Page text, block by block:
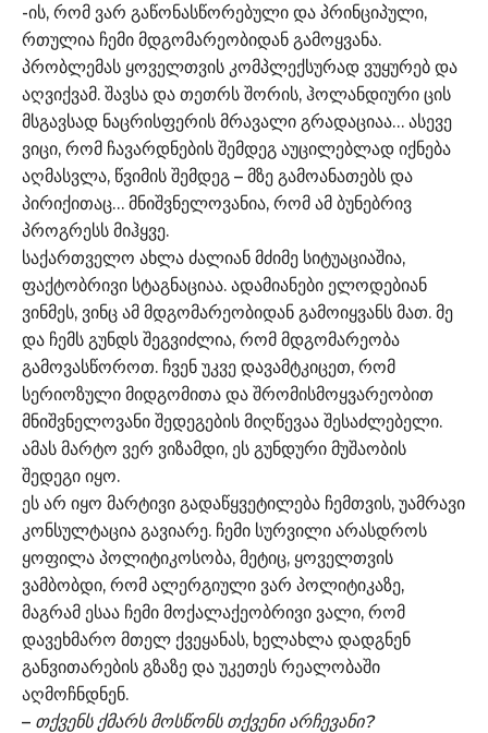
-ის, რომ ვარ გაწონასწორებული და პრინციპული,
რთულია ჩემი მდგომარეობიდან გამოყვანა.
პრობლემას ყოველთვის კომპლექსურად ვუყურებ და
აღვიქვამ. შავსა და თეთრს შორის, ჰოლანდიური ცის
მსგავსად ნაცრისფერის მრავალი გრადაციაა… ასევე
ვიცი, რომ ჩავარდნების შემდეგ აუცილებლად იქნება
აღმასვლა, წვიმის შემდეგ – მზე გამოანათებს და
პირიქითაც… მნიშვნელოვანია, რომ ამ ბუნებრივ
პროგრესს მიჰყვე.
საქართველო ახლა ძალიან მძიმე სიტუაციაშია,
ფაქტობრივი სტაგნაციაა. ადამიანები ელოდებიან
ვინმეს, ვინც ამ მდგომარეობიდან გამოიყვანს მათ. მე
და ჩემს გუნდს შეგვიძლია, რომ მდგომარეობა
გამოვასწოროთ. ჩვენ უკვე დავამტკიცეთ, რომ
სერიოზული მიდგომითა და შრომისმოყვარეობით
მნიშვნელოვანი შედეგების მიღწევაა შესაძლებელი.
ამას მარტო ვერ ვიზამდი, ეს გუნდური მუშაობის
შედეგი იყო.
ეს არ იყო მარტივი გადაწყვეტილება ჩემთვის, უამრავი
კონსულტაცია გავიარე. ჩემი სურვილი არასდროს
ყოფილა პოლიტიკოსობა, მეტიც, ყოველთვის
ვამბობდი, რომ ალერგიული ვარ პოლიტიკაზე,
მაგრამ ესაა ჩემი მოქალაქეობრივი ვალი, რომ
დავეხმარო მთელ ქვეყანას, ხელახლა დადგნენ
განვითარების გზაზე და უკეთეს რეალობაში
აღმოჩნდნენ.
– თქვენს ქმარს მოსწონს თქვენი არჩევანი?